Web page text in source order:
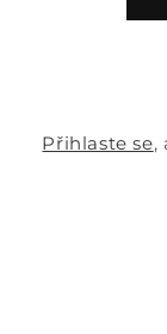
Přihlaste se,